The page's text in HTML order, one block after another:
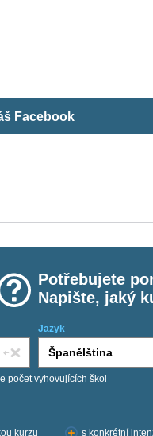
Facebook
Potřebujete
Napište, jaký
Jazyk
počet vyhovujících škol
kurzu s konkrétní